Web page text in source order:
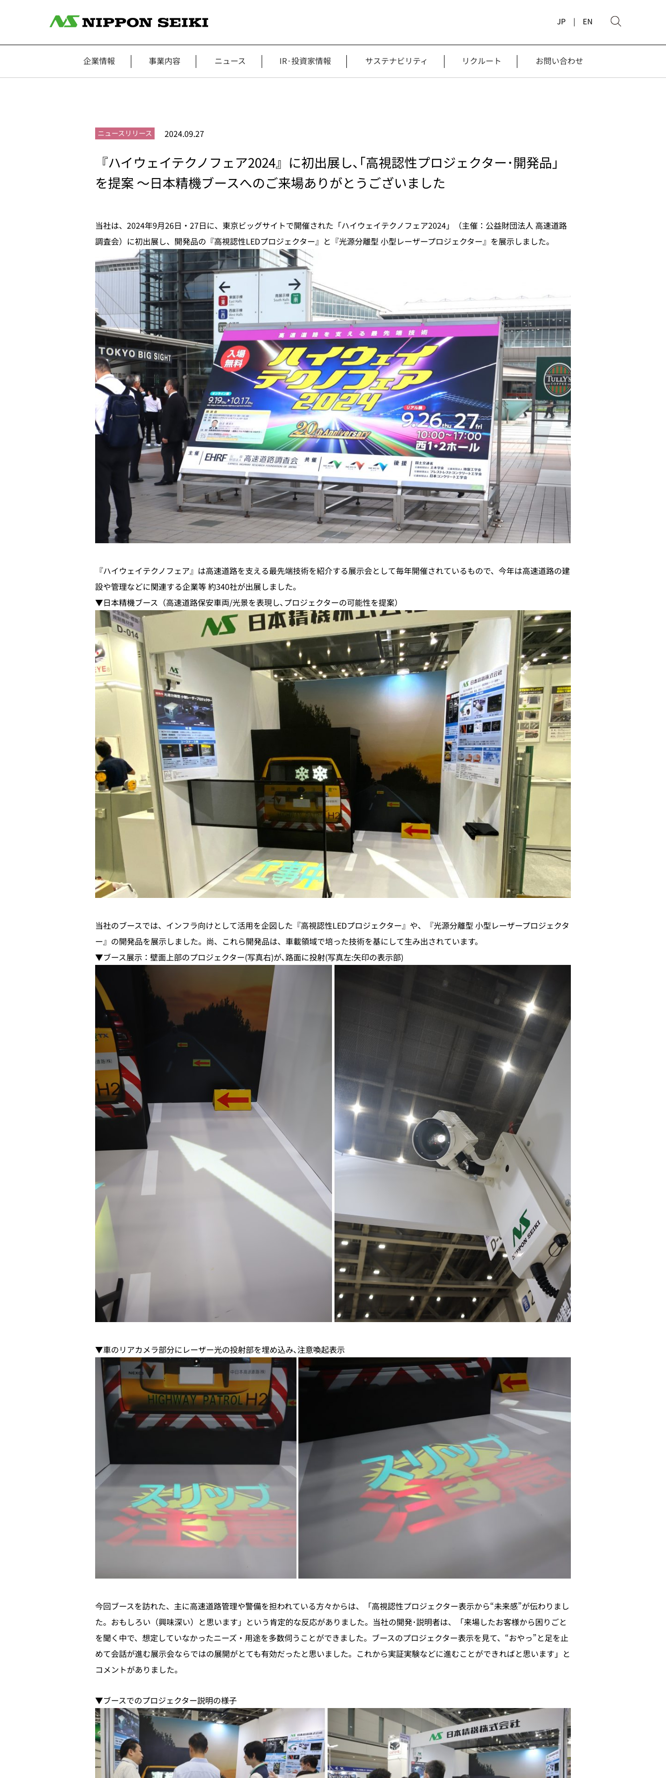
JP | EN
企業情報 事業内容 ニュース IR·投資家情報 サステナビリティ リクルート お問い合わせ
ニュースリリース 2024.09.27
『ハイウェイテクノフェア2024』に初出展し､｢高視認性プロジェクター･開発品｣
を提案 ～日本精機ブースへのご来場ありがとうございました
当社は、2024年9月26日・27日に、東京ビッグサイトで開催された「ハイウェイテクノフェア2024」（主催：公益財団法人 高速道路
調査会）に初出展し、開発品の『高視認性LEDプロジェクター』と『光源分離型 小型レーザープロジェクター』を展示しました。
『ハイウェイテクノフェア』は高速道路を支える最先端技術を紹介する展示会として毎年開催されているもので、今年は高速道路の建
設や管理などに関連する企業等 約340社が出展しました。
▼日本精機ブース（高速道路保安車両/光景を表現し､プロジェクターの可能性を提案）
当社のブースでは、インフラ向けとして活用を企図した『高視認性LEDプロジェクター』や、『光源分離型 小型レーザープロジェクタ
ー』の開発品を展示しました。尚、これら開発品は、車載領域で培った技術を基にして生み出されています。
▼ブース展示：壁面上部のプロジェクター(写真右)が､路面に投射(写真左:矢印の表示部)
▼車のリアカメラ部分にレーザー光の投射部を埋め込み､注意喚起表示
今回ブースを訪れた、主に高速道路管理や警備を担われている方々からは、「高視認性プロジェクター表示から“未来感”が伝わりまし
た。おもしろい（興味深い）と思います」という肯定的な反応がありました。当社の開発･説明者は、「来場したお客様から困りごと
を聞く中で、想定していなかったニーズ・用途を多数伺うことができました。ブースのプロジェクター表示を見て、“おやっ”と足を止
めて会話が進む展示会ならではの展開がとても有効だったと思いました。これから実証実験などに進むことができればと思います」と
コメントがありました。
▼ブースでのプロジェクター説明の様子